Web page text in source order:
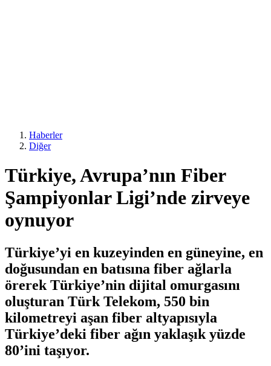
Haberler
Diğer
Türkiye, Avrupa’nın Fiber
Şampiyonlar Ligi’nde zirveye
oynuyor
Türkiye’yi en kuzeyinden en güneyine, en
doğusundan en batısına fiber ağlarla
örerek Türkiye’nin dijital omurgasını
oluşturan Türk Telekom, 550 bin
kilometreyi aşan fiber altyapısıyla
Türkiye’deki fiber ağın yaklaşık yüzde
80’ini taşıyor.